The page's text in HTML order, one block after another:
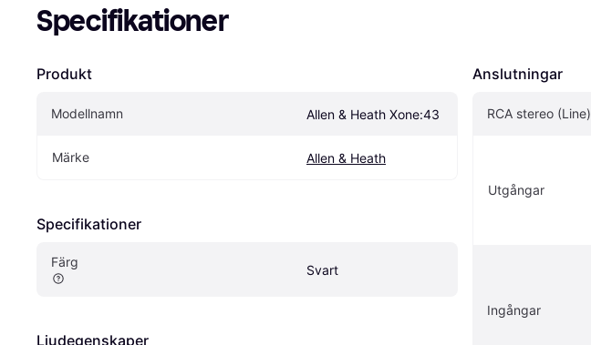
Specifikationer
Produkt
Modellnamn Allen & Heath Xone:43
Märke Allen & Heath
Specifikationer
Färg
Svart
Ljudegenskaper
Anslutningar
RCA stereo (Line)
Utgångar
Ingångar